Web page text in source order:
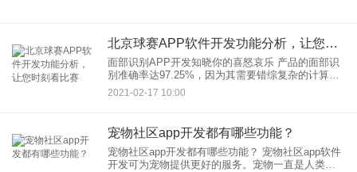
北京球赛APP软件开发功能分析，让您时刻看比赛
面部识别APP开发知晓你的喜怒哀乐 产品的面部识
别准确率达97.25%，因为其需要错综复杂的计算处
理，技术远比简单的图像匹配要复杂得多，为此开
发人员致力于提高面部识别的处理速度，增强
2021-02-17 10:00
宠物社区app开发都有哪些功能？
宠物社区app开发都有哪些功能？ 宠物社区app软件
开发可为宠物提供更好的服务。宠物一直是人类较